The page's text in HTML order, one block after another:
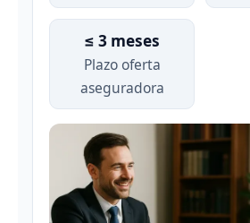
≤ 3 meses
Plazo oferta
aseguradora